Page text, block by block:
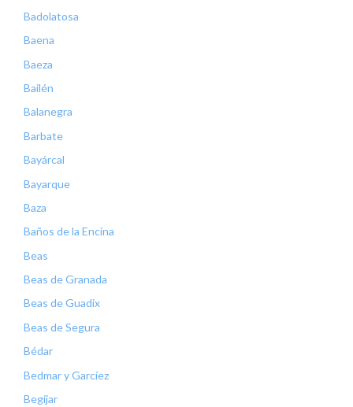
Badolatosa
Baena
Baeza
Bailén
Balanegra
Barbate
Bayárcal
Bayarque
Baza
Baños de la Encina
Beas
Beas de Granada
Beas de Guadix
Beas de Segura
Bédar
Bedmar y Garcíez
Begíjar